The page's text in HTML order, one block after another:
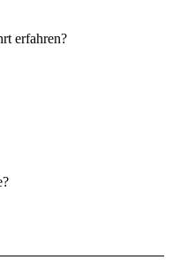
erfahren?